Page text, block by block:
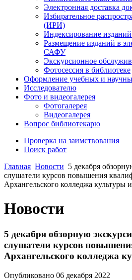
Электронная доставка
Избирательное
(ИРИ)
Индексирование
Размещение изданий в
САФУ
Экскурсионное
Фотосессия в библиотеке
Оформление учебных и
Исследователю
Фото и видеогалерея
Фотогалерея
Видеогалерея
Вопрос библиотекарю
Проверка на заимствования
Поиск работ
Главная Новости 5 декабря
слушатели курсов повышения
Архангельского колледжа культуры
Новости
5 декабря обзорную
слушатели курсов
Архангельского колледжа
Опубликовано 06 декабря 2022